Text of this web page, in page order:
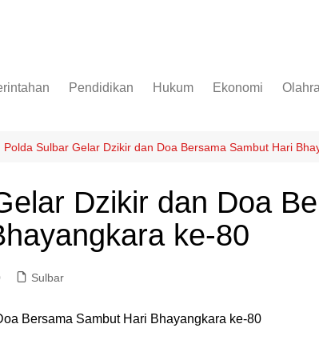
Pendidikan Hukum Ekonomi
Polda Sulbar Gelar Dzikir dan Doa Bersama Sambut Hari
Dzikir dan Doa
ke-80
Sulbar